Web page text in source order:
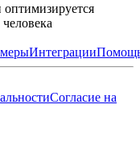
оптимизируется
Интеграции
Согласие на